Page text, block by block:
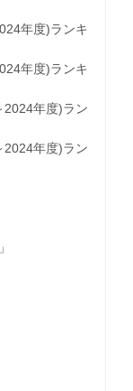
年度)ランキ
年度)ランキ
年度)ラン
年度)ラン